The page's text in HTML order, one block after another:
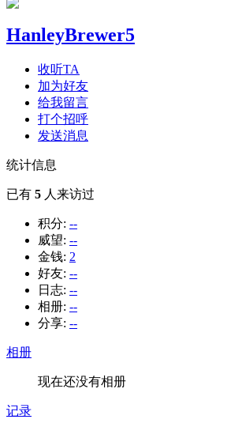
HanleyBrewer5
收听TA
加为好友
给我留言
打个招呼
发送消息
统计信息
已有 5 人来访过
积分: --
威望: --
金钱: 2
好友: --
日志: --
相册: --
分享: --
相册
现在还没有相册
记录